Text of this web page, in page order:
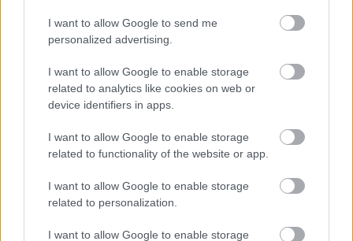
I want to allow Google to send me
personalized advertising.
I want to allow Google to enable storage
related to analytics like cookies on web or
device identifiers in apps.
I want to allow Google to enable storage
related to functionality of the website or app.
I want to allow Google to enable storage
related to personalization.
I want to allow Google to enable storage